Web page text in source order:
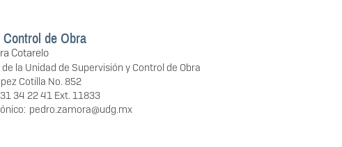
de Obra
Cotarelo
la Unidad de Supervisión y Control de Obra
Cotilla No. 852
34 22 41 Ext. 11833
pedro.zamora@udg.mx